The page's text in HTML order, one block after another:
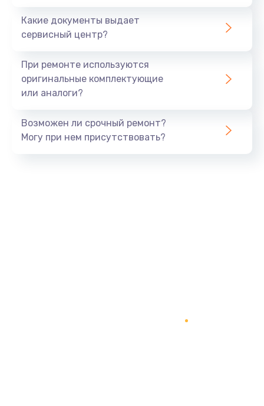
Восстановление данных
Заказать
1060 руб.
Какие документы выдает
сервисный центр?
При ремонте используются
оригинальные комплектующие
или аналоги?
Возможен ли срочный ремонт?
Могу при нем присутствовать?